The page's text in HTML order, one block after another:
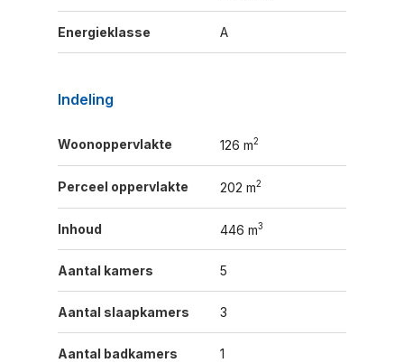
Energieklasse A
Indeling
Woonoppervlakte 126 m2
Perceel oppervlakte 202 m2
Inhoud 446 m3
Aantal kamers 5
Aantal slaapkamers 3
Aantal badkamers 1